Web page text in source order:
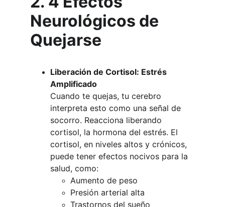
Neurológicos de
Quejarse
Liberación de Cortisol: Estrés
Amplificado
Cuando te quejas, tu cerebro
interpreta esto como una señal de
socorro. Reacciona liberando
cortisol, la hormona del estrés. El
cortisol, en niveles altos y crónicos,
puede tener efectos nocivos para la
salud, como:
Aumento de peso
Presión arterial alta
Trastornos del sueño